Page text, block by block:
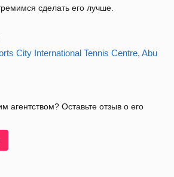
сделать его лучше.
City International Tennis Centre, Abu
агентством? Оставьте отзыв о его